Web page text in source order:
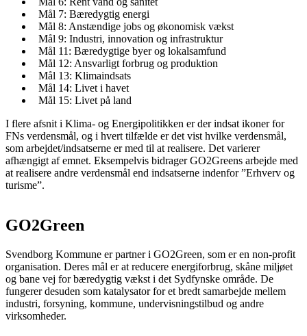
Mål 7: Bæredygtig energi
Mål 8: Anstændige jobs og økonomisk vækst
Mål 9: Industri, innovation og infrastruktur
Mål 11: Bæredygtige byer og lokalsamfund
Mål 12: Ansvarligt forbrug og produktion
Mål 13: Klimaindsats
Mål 14: Livet i havet
Mål 15: Livet på land
I flere afsnit i Klima- og Energipolitikken er der indsat ikoner for
FNs verdensmål, og i hvert tilfælde er det vist hvilke verdensmål,
som arbejdet/indsatserne er med til at realisere. Det varierer
afhængigt af emnet. Eksempelvis bidrager GO2Greens arbejde med
at realisere andre verdensmål end indsatserne indenfor ”Erhverv og
turisme”.
GO2Green
Svendborg Kommune er partner i GO2Green, som er en non-profit
organisation. Deres mål er at reducere energiforbrug, skåne miljøet
og bane vej for bæredygtig vækst i det Sydfynske område. De
fungerer desuden som katalysator for et bredt samarbejde mellem
industri, forsyning, kommune, undervisningstilbud og andre
virksomheder.